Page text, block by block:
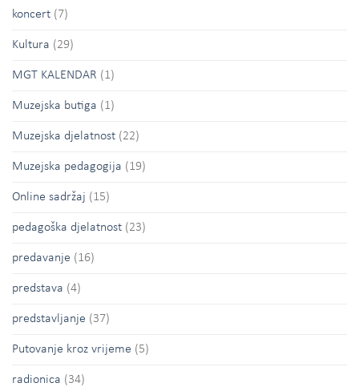
koncert (7)
Kultura (29)
MGT KALENDAR (1)
Muzejska butiga (1)
Muzejska djelatnost (22)
Muzejska pedagogija (19)
Online sadržaj (15)
pedagoška djelatnost (23)
predavanje (16)
predstava (4)
predstavljanje (37)
Putovanje kroz vrijeme (5)
radionica (34)